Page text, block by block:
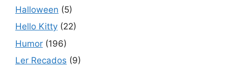
Halloween (5)
Hello Kitty (22)
Humor (196)
Ler Recados (9)